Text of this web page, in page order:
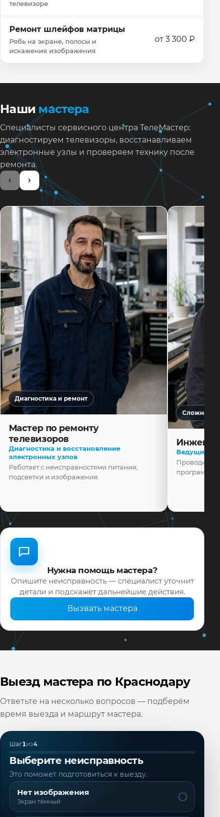
телевизоре
Ремонт шлейфов матрицы
Рябь на экране, полосы и
искажения изображения
от 3 300 ₽
Наши мастера
Специалисты сервисного центра ТелеМастер:
диагностируем телевизоры, восстанавливаем
электронные узлы и проверяем технику после
ремонта.
Диагностика и ремонт
Мастер по ремонту
телевизоров
Диагностика и восстановление
электронных узлов
Работает с неисправностями питания,
подсветки и изображения.
Сложная
Ведущий
Проводит
Нужна помощь мастера?
Опишите неисправность — специалист уточнит
детали и подскажет дальнейшие действия.
Вызвать мастера
Выезд мастера по Краснодару
Ответьте на несколько вопросов — подберём
время выезда и маршрут мастера.
Шаг1из4
Выберите неисправность
Это поможет подготовиться к выезду.
Нет изображения
Экран тёмный